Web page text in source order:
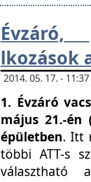
Évzáró,
lkozások
2014. 05. 17. -
1. Évzáró
május 21.-én
épületben. Itt
többi ATT-s
választható